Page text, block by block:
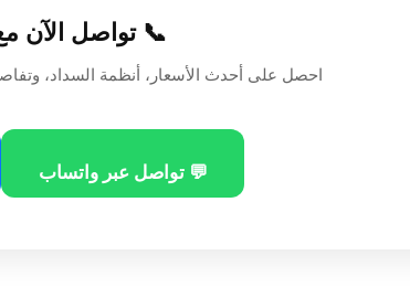
📞 تواصل الآن
احصل على أحدث الأسعار، أنظمة السداد،
💬 تواصل عبر واتساب